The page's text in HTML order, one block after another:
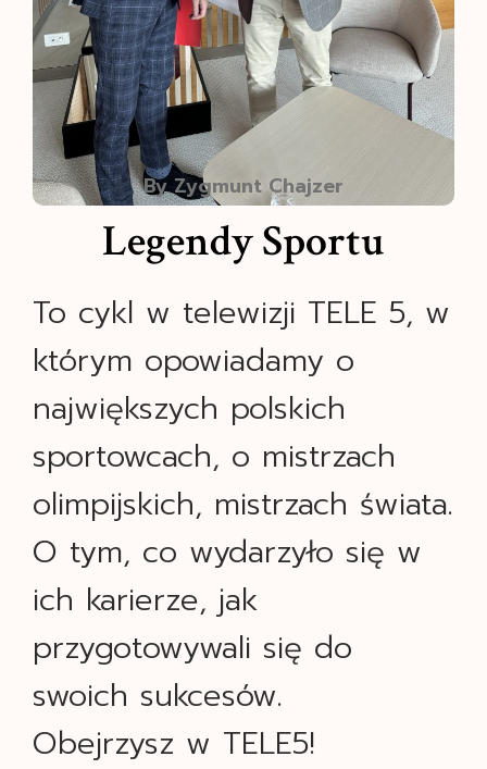
By Zygmunt Chajzer
Legendy Sportu
To cykl w telewizji TELE 5, w
którym opowiadamy o
największych polskich
sportowcach, o mistrzach
olimpijskich, mistrzach świata.
O tym, co wydarzyło się w
ich karierze, jak
przygotowywali się do
swoich sukcesów.
Obejrzysz w TELE5!